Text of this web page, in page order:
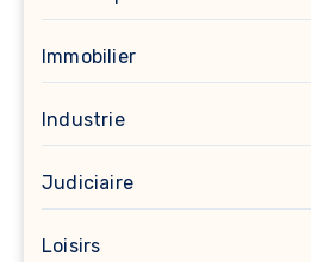
Immobilier
Industrie
Judiciaire
Loisirs